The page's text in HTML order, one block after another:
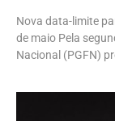
Nova data-limite
de maio Pela
Nacional (PGFN)